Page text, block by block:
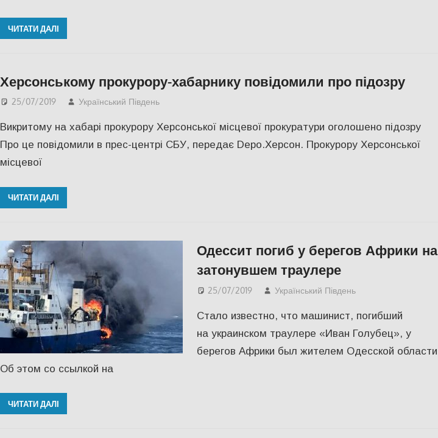
ЧИТАТИ ДАЛІ
Херсонському прокурору-хабарнику повідомили про підозру
25/07/2019 Український Південь
Викритому на хабарі прокурору Херсонської місцевої прокуратури оголошено підозру
Про це повідомили в прес-центрі СБУ, передає Depo.Херсон. Прокурору Херсонської
місцевої
ЧИТАТИ ДАЛІ
Одессит погиб у берегов Африки на
затонувшем траулере
25/07/2019 Український Південь
Стало известно, что машинист, погибший
на украинском траулере «Иван Голубец», у
берегов Африки был жителем Одесской области
Об этом со ссылкой на
ЧИТАТИ ДАЛІ